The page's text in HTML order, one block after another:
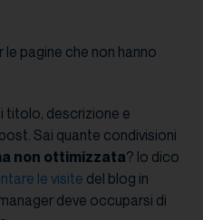
pagine che non hanno
titolo, descrizione e
Sai quante condivisioni
non ottimizzata? Io dico
le visite del blog in
deve occuparsi di